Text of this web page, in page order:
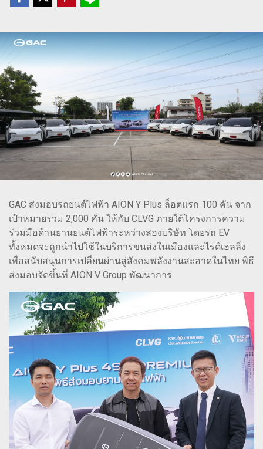
GAC ส่งมอบรถยนต์ไฟฟ้า AION Y Plus ล็อตแรก 100 คัน จาก
เป้าหมายรวม 2,000 คัน ให้กับ CLVG ภายใต้โครงการความ
ร่วมมือด้านยานยนต์ไฟฟ้าระหว่างสองบริษัท โดยรถ EV
ทั้งหมดจะถูกนำไปใช้ในบริการขนส่งในเมืองและไรด์เฮลลิ่ง
เพื่อสนับสนุนการเปลี่ยนผ่านสู่สังคมพลังงานสะอาดในไทย พิธี
ส่งมอบจัดขึ้นที่ AION V Group พัฒนาการ